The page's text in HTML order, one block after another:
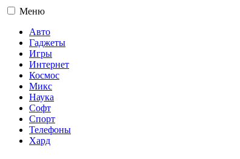
Меню
Авто
Гаджеты
Игры
Интернет
Космос
Микс
Наука
Софт
Спорт
Телефоны
Хард